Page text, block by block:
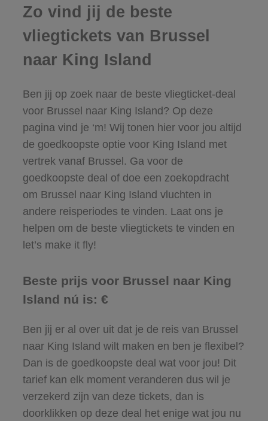
Zo vind jij de beste
vliegtickets van Brussel
naar King Island
Ben jij op zoek naar de beste vliegticket-deal
voor Brussel naar King Island? Op deze
pagina vind je ‘m! Wij tonen hier voor jou altijd
de goedkoopste optie voor King Island met
vertrek vanaf Brussel. Ga voor de
goedkoopste deal of doe een zoekopdracht
om Brussel naar King Island vluchten in
andere reisperiodes te vinden. Laat ons je
helpen om de beste vliegtickets te vinden en
let’s make it fly!
Beste prijs voor Brussel naar King
Island nú is: €
Ben jij er al over uit dat je de reis van Brussel
naar King Island wilt maken en ben je flexibel?
Dan is de goedkoopste deal wat voor jou! Dit
tarief kan elk moment veranderen dus wil je
verzekerd zijn van deze tickets, dan is
doorklikken op deze deal het enige wat jou nu